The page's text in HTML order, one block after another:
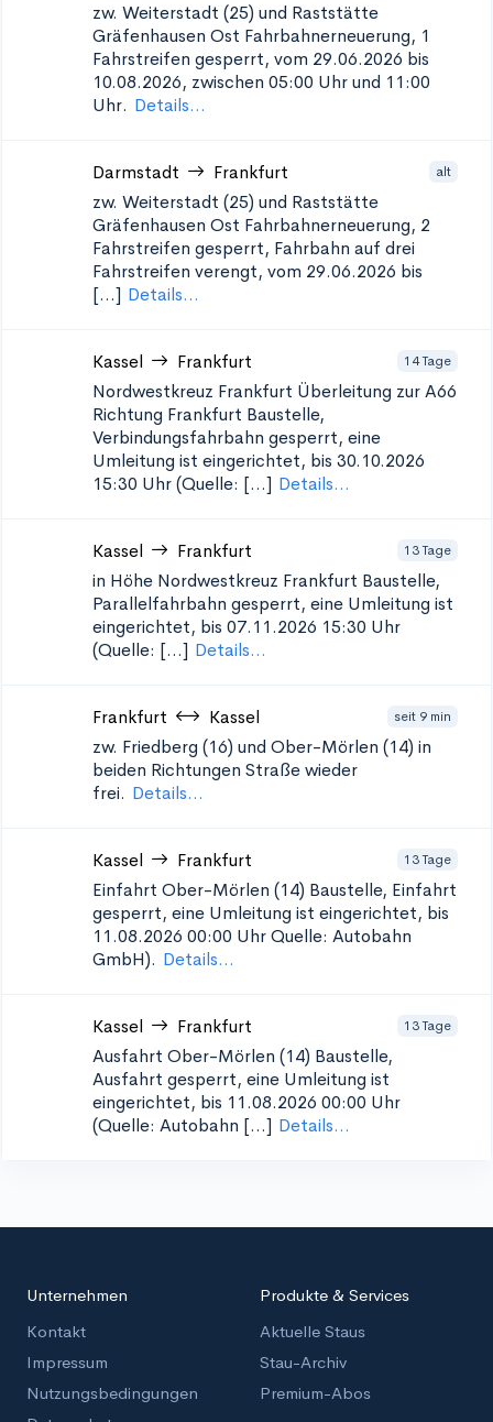
zw. Weiterstadt (25) und Raststätte
Gräfenhausen Ost Fahrbahnerneuerung, 1
Fahrstreifen gesperrt, vom 29.06.2026 bis
10.08.2026, zwischen 05:00 Uhr und 11:00
Uhr. Details...
Darmstadt Frankfurt alt
zw. Weiterstadt (25) und Raststätte
Gräfenhausen Ost Fahrbahnerneuerung, 2
Fahrstreifen gesperrt, Fahrbahn auf drei
Fahrstreifen verengt, vom 29.06.2026 bis
[...] Details...
Kassel Frankfurt 14 Tage
Nordwestkreuz Frankfurt Überleitung zur A66
Richtung Frankfurt Baustelle,
Verbindungsfahrbahn gesperrt, eine
Umleitung ist eingerichtet, bis 30.10.2026
15:30 Uhr (Quelle: [...] Details...
Kassel Frankfurt 13 Tage
in Höhe Nordwestkreuz Frankfurt Baustelle,
Parallelfahrbahn gesperrt, eine Umleitung ist
eingerichtet, bis 07.11.2026 15:30 Uhr
(Quelle: [...] Details...
Frankfurt Kassel seit 9 min
zw. Friedberg (16) und Ober-Mörlen (14) in
beiden Richtungen Straße wieder
frei. Details...
Kassel Frankfurt 13 Tage
Einfahrt Ober-Mörlen (14) Baustelle, Einfahrt
gesperrt, eine Umleitung ist eingerichtet, bis
11.08.2026 00:00 Uhr Quelle: Autobahn
GmbH). Details...
Kassel Frankfurt 13 Tage
Ausfahrt Ober-Mörlen (14) Baustelle,
Ausfahrt gesperrt, eine Umleitung ist
eingerichtet, bis 11.08.2026 00:00 Uhr
(Quelle: Autobahn [...] Details...
Unternehmen
Kontakt
Impressum
Nutzungsbedingungen
Produkte & Services
Aktuelle Staus
Stau-Archiv
Premium-Abos